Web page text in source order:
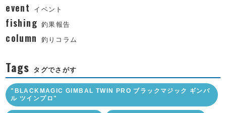
event イベント
fishing 釣果報告
column 釣りコラム
Tags タグでさがす
"BLACKMAGIC GIMBAL TWIN PRO ブラックマジック ギンバ
ル ツインプロ"